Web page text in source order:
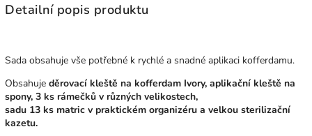
Detailní popis produktu
Sada obsahuje vše potřebné k rychlé a snadné aplikaci kofferdamu.
Obsahuje děrovací kleště na kofferdam Ivory, aplikační kleště na
spony, 3 ks rámečků v různých velikostech,
sadu 13 ks matric v praktickém organizéru a velkou sterilizační
kazetu.